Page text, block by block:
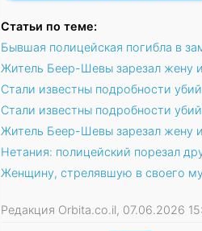
Статьи по теме:
Бывшая полицейская погибла в
Житель Беер-Шевы зарезал жену
Стали известны подробности
Стали известны подробности
Житель Беер-Шевы зарезал жену
Нетания: полицейский порезал
Женщину, стрелявшую в своего
Редакция Orbita.co.il, 07.06.2026